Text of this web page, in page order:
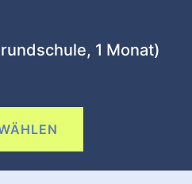
1 Monat)